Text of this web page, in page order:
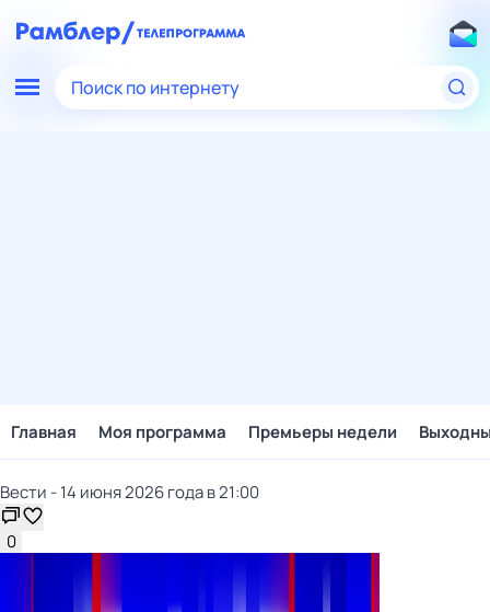
Поиск по интернету
Главная Моя программа Премьеры недели
Вести - 14 июня 2026 года в 21:00
0